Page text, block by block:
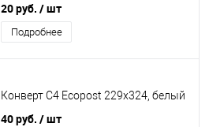
20 руб. / шт
Подробнее
Конверт С4 Ecopost 229х324, белый
40 руб. / шт